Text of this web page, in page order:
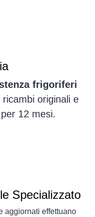
frigoriferi
originali e
12 mesi.
Specializzato
aggiornati effettuano